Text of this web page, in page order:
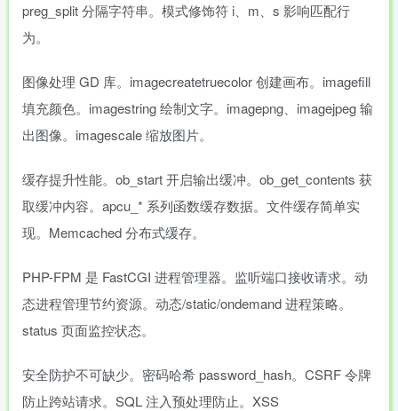
preg_split 分隔字符串。模式修饰符 i、m、s 影响匹配行
为。
图像处理 GD 库。imagecreatetruecolor 创建画布。imagefill
填充颜色。imagestring 绘制文字。imagepng、imagejpeg 输
出图像。imagescale 缩放图片。
缓存提升性能。ob_start 开启输出缓冲。ob_get_contents 获
取缓冲内容。apcu_* 系列函数缓存数据。文件缓存简单实
现。Memcached 分布式缓存。
PHP-FPM 是 FastCGI 进程管理器。监听端口接收请求。动
态进程管理节约资源。动态/static/ondemand 进程策略。
status 页面监控状态。
安全防护不可缺少。密码哈希 password_hash。CSRF 令牌
防止跨站请求。SQL 注入预处理防止。XSS